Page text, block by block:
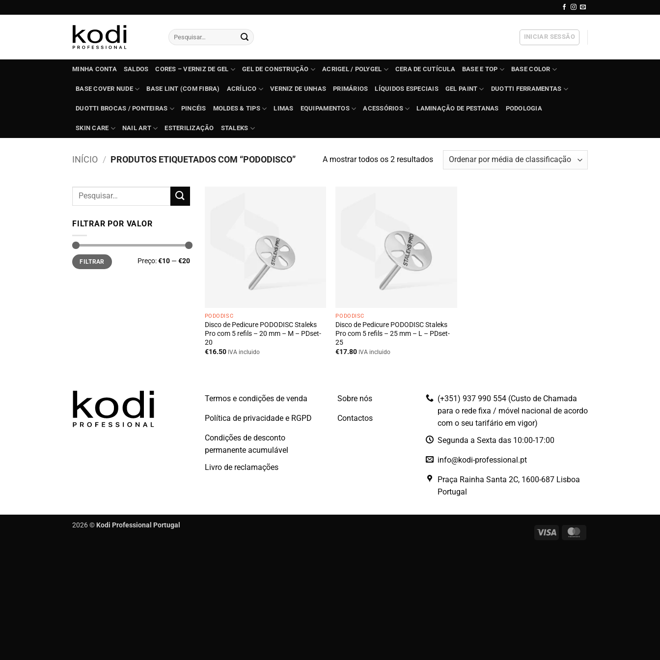
to
Pesquisar
por:
INICIAR SESSÃO
MINHA CONTA SALDOS CORES – VERNIZ DE GEL GEL DE CONSTRUÇÃO ACRIGEL / POLYGEL CERA DE CUTÍCULA BASE E TOP BASE COLOR
BASE COVER NUDE BASE LINT (COM FIBRA) ACRÍLICO VERNIZ DE UNHAS PRIMÁRIOS LÍQUIDOS ESPECIAIS GEL PAINT DUOTTI FERRAMENTAS
DUOTTI BROCAS / PONTEIRAS PINCÉIS MOLDES & TIPS LIMAS EQUIPAMENTOS ACESSÓRIOS LAMINAÇÃO DE PESTANAS PODOLOGIA
SKIN CARE NAIL ART ESTERILIZAÇÃO STALEKS
INÍCIO / PRODUTOS ETIQUETADOS COM “PODODISCO” A mostrar todos os 2 resultadosOrdenado
por
Pesquisar
FILTRAR POR VALOR
Preço
mínimo
Preço
máximo
FILTRAR Preço:€10 —€20
PODODISC
Disco de Pedicure PODODISC Staleks
Pro com 5 refils – 20 mm – M – PDset-
20
€16.50 IVA incluido
PODODISC
Disco de Pedicure PODODISC Staleks
Pro com 5 refils – 25 mm – L – PDset-
25
€17.80 IVA incluido
Termos e condições de venda
Política de privacidade e RGPD
Condições de desconto
permanente acumulável
Livro de reclamações
Sobre nós
Contactos
(+351) 937 990 554 (Custo de Chamada
para o rede fixa / móvel nacional de acordo
com o seu tarifário em vigor)
Segunda a Sexta das 10:00-17:00
info@kodi-professional.pt
Praça Rainha Santa 2C, 1600-687 Lisboa
Portugal
Visa
2026 © Kodi Professional Portugal